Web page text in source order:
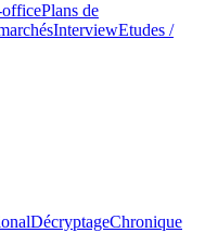
Plans de
InterviewEtudes /
DécryptageChronique